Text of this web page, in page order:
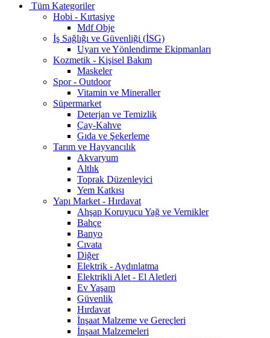
Tüm Kategoriler
Hobi - Kırtasiye
Mdf Obje
İş Sağlığı ve Güvenliği (İSG)
Uyarı ve Yönlendirme Ekipmanları
Kozmetik - Kişisel Bakım
Maskeler
Spor - Outdoor
Vitamin ve Mineraller
Süpermarket
Deterjan ve Temizlik
Çay-Kahve
Gıda ve Şekerleme
Tarım ve Hayvancılık
Akvaryum
Altlık
Toprak Düzenleyici
Yem Katkısı
Yapı Market - Hırdavat
Ahşap Koruyucu Yağ ve Vernikler
Bahçe
Banyo
Cıvata
Diğer
Elektrik - Aydınlatma
Elektrikli Alet - El Aletleri
Ev Yaşam
Güvenlik
Hırdavat
İnşaat Malzeme ve Gereçleri
İnşaat Malzemeleri